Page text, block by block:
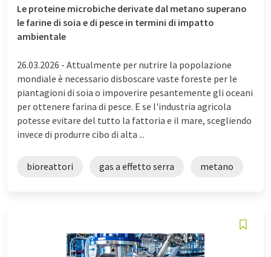
Le proteine microbiche derivate dal metano superano
le farine di soia e di pesce in termini di impatto
ambientale
26.03.2026 - Attualmente per nutrire la popolazione
mondiale è necessario disboscare vaste foreste per le
piantagioni di soia o impoverire pesantemente gli oceani
per ottenere farina di pesce. E se l'industria agricola
potesse evitare del tutto la fattoria e il mare, scegliendo
invece di produrre cibo di alta ...
bioreattori gas a effetto serra metano